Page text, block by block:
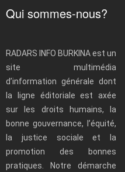
Qui sommes-nous?
RADARS INFO BURKINA est un
site multimédia
d’information générale dont
la ligne éditoriale est axée
sur les droits humains, la
bonne gouvernance, l’équité,
la justice sociale et la
promotion des bonnes
pratiques. Notre démarche